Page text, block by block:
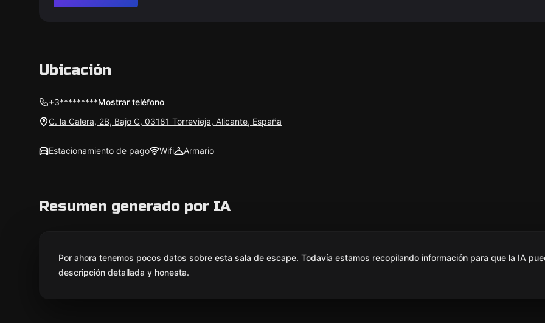
Ubicación
+3*********Mostrar teléfono
C. la Calera, 2B, Bajo C, 03181 Torrevieja, Alicante, España
Estacionamiento de pago Wifi Armario
Resumen generado por IA
Por ahora tenemos pocos datos sobre esta sala de escape. Todavía estamos recopilando información para que la IA
descripción detallada y honesta.